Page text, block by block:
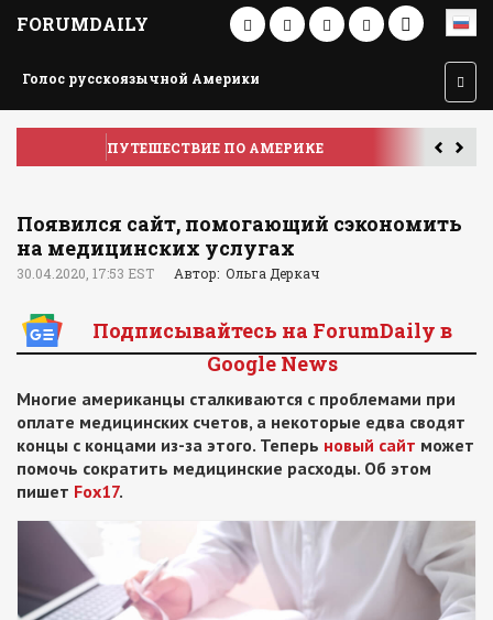
FORUMDAILY
Голос русскоязычной Америки
ПУТЕШЕСТВИЕ ПО АМЕРИКЕ
Появился сайт, помогающий сэкономить
на медицинских услугах
30.04.2020, 17:53 EST Автор: Ольга Деркач
Подписывайтесь на ForumDaily в
Google News
Многие американцы сталкиваются с проблемами при
оплате медицинских счетов, а некоторые едва сводят
концы с концами из-за этого. Теперь новый сайт может
помочь сократить медицинские расходы. Об этом
пишет Fox17.